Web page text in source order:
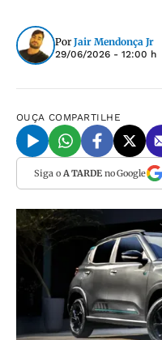
Por Jair Mendonça Jr
29/06/2026 - 12:00 h
OUÇA COMPARTILHE
Siga o A TARDEno Google